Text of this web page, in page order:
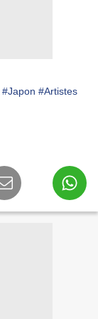
#Japon #Artistes